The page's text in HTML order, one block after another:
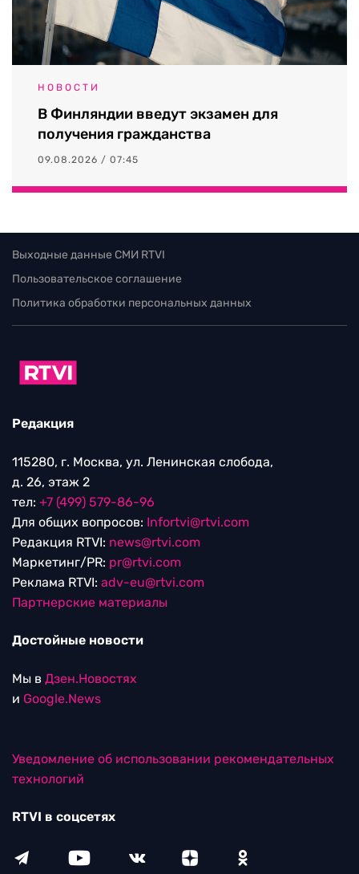
НОВОСТИ
В Финляндии введут экзамен для
получения гражданства
09.08.2026 / 07:45
Выходные данные СМИ RTVI
Пользовательское соглашение
Политика обработки персональных данных
Редакция
115280, г. Москва, ул. Ленинская слобода,
д. 26, этаж 2
тел: +7 (499) 579-86-96
Для общих вопросов: Infortvi@rtvi.com
Редакция RTVI: news@rtvi.com
Маркетинг/PR: pr@rtvi.com
Реклама RTVI: adv-eu@rtvi.com
Партнерские материалы
Достойные новости
Мы в Дзен.Новостях
и Google.News
Уведомление об использовании рекомендательных
технологий
RTVI в соцсетях